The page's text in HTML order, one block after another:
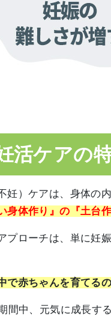
活ケアの
妊）ケアは、身体の
身体作り』の『土台
プローチは、単に妊
で赤ちゃんを育てる
間中、元気に成長す